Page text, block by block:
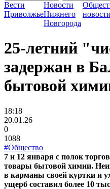
Вести
Приволжье
Новости
Нижнего
Новгорода
новости
25-летний
задержан в
бытовой
18:18
20.01.26
0
1088
#Общество
7 и 12 января с полок
товары бытовой химии.
в карманы своей куртки и
ущерб составил более 10